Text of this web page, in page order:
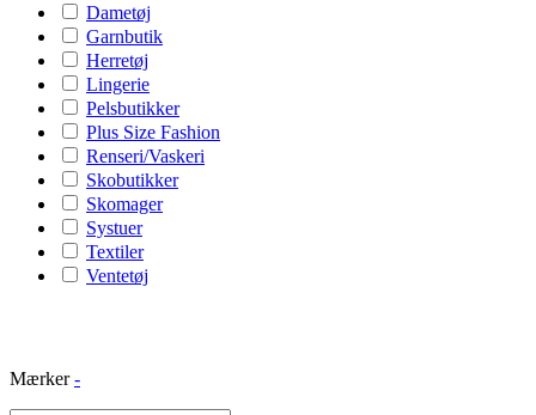
Dametøj
Garnbutik
Herretøj
Lingerie
Pelsbutikker
Plus Size Fashion
Renseri/Vaskeri
Skobutikker
Skomager
Systuer
Textiler
Ventetøj
Mærker -